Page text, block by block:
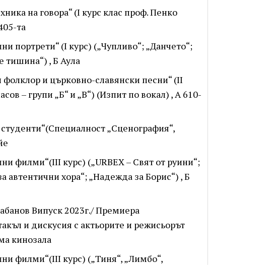
на говора“ (I курс клас проф. Пенко
та
портрети“ (I курс) („Чупливо“; „Данчето“;
тишина“) , Б Аула
фолклор и църковно-славянски песни“ (II
– групи „Б“ и „В“) (Изпит по вокал) , А 610-
„Сценография“,
филми“(III курс) („URBEX – Свят от руини“;
автентични хора“; „Надежда за Борис“) , Б
Випуск 2023г./ Премиера
и дискусия с актьорите и режисьорът
кинозала
филми“(III курс) („Тиня“, „Лимбо“,